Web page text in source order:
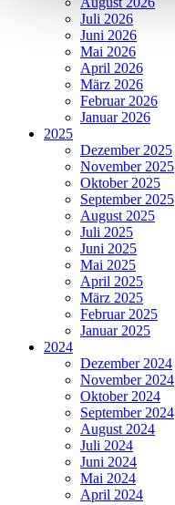
Juli 2026
Juni 2026
Mai 2026
April 2026
März 2026
Februar 2026
Januar 2026
2025
Dezember 2025
November 2025
Oktober 2025
September 2025
August 2025
Juli 2025
Juni 2025
Mai 2025
April 2025
März 2025
Februar 2025
Januar 2025
2024
Dezember 2024
November 2024
Oktober 2024
September 2024
August 2024
Juli 2024
Juni 2024
Mai 2024
April 2024